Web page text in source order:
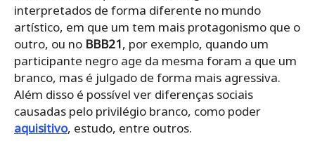
interpretados de forma diferente no mundo
artístico, em que um tem mais protagonismo que o
outro, ou no BBB21, por exemplo, quando um
participante negro age da mesma foram a que um
branco, mas é julgado de forma mais agressiva.
Além disso é possível ver diferenças sociais
causadas pelo privilégio branco, como poder
aquisitivo, estudo, entre outros.